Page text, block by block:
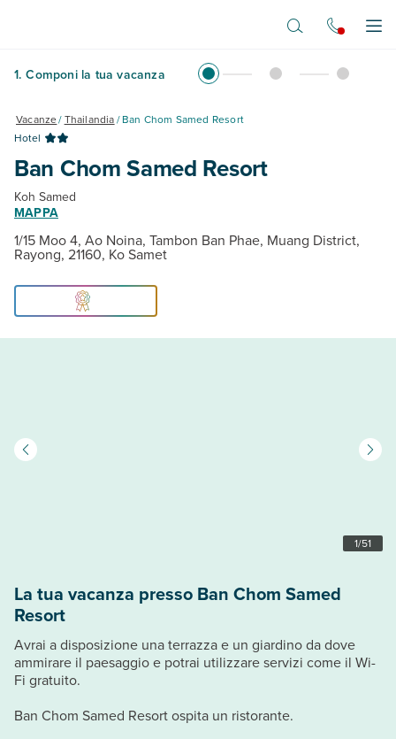
1. Componi la tua vacanza
Vacanze/Thailandia/Ban Chom Samed Resort
Hotel
Ban Chom Samed Resort
Koh Samed
MAPPA
1/15 Moo 4, Ao Noina, Tambon Ban Phae, Muang District,
Rayong, 21160, Ko Samet
1/51
La tua vacanza presso Ban Chom Samed
Resort
Avrai a disposizione una terrazza e un giardino da dove
ammirare il paesaggio e potrai utilizzare servizi come il Wi-
Fi gratuito.
Ban Chom Samed Resort ospita un ristorante.